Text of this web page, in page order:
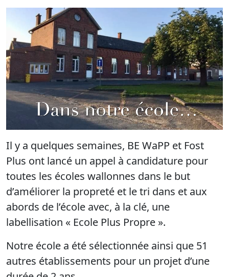
Il y a quelques semaines, BE WaPP et Fost
Plus ont lancé un appel à candidature pour
toutes les écoles wallonnes dans le but
d’améliorer la propreté et le tri dans et aux
abords de l’école avec, à la clé, une
labellisation « Ecole Plus Propre ».
Notre école a été sélectionnée ainsi que 51
autres établissements pour un projet d’une